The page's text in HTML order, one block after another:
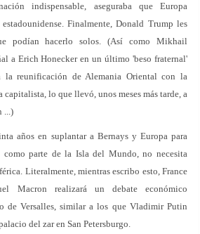
indispensable, aseguraba que Europa
Finalmente, Donald Trump les
podían hacerlo solos. (Así como Mikhail
a Erich Honecker en un último 'beso fraternal'
reunificación de Alemania Oriental con la
capitalista, lo que llevó, unos meses más tarde, a
...)
años en suplantar a Bernays y Europa para
como parte de la Isla del Mundo, no necesita
Literalmente, mientras escribo esto, France
Macron realizará un debate económico
de Versalles, similar a los que Vladimir Putin
del zar en San Petersburgo.